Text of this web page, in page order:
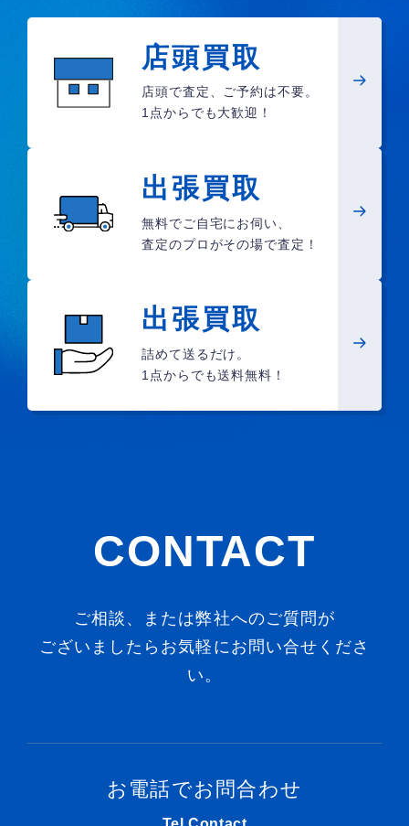
店頭買取
店頭で査定、ご予約は不要。
1点からでも大歓迎！
出張買取
無料でご自宅にお伺い、
査定のプロがその場で査定！
出張買取
詰めて送るだけ。
1点からでも送料無料！
CONTACT
ご相談、または弊社へのご質問が
ございましたらお気軽にお問い合せくださ
い。
お電話でお問合わせ